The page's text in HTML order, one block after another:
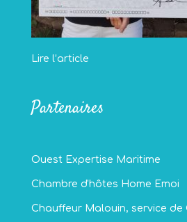
Lire l’article
Partenaires
Ouest Expertise Maritime
Chambre d'hôtes Home Emoi
Chauffeur Malouin, service de